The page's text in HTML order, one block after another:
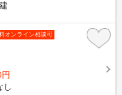
オンライン相談可
し